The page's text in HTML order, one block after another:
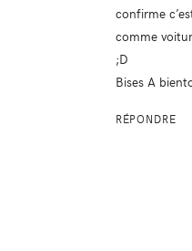
confirme
comme
;D
Bises A
RÉPONDRE